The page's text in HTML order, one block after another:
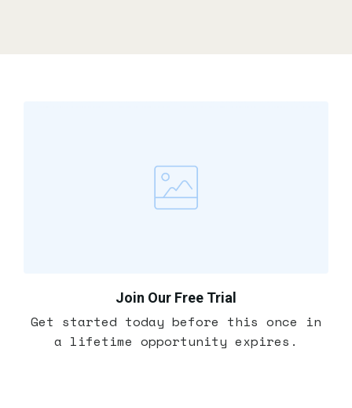
Join Our Free Trial
Get started today before this once in
a lifetime opportunity expires.